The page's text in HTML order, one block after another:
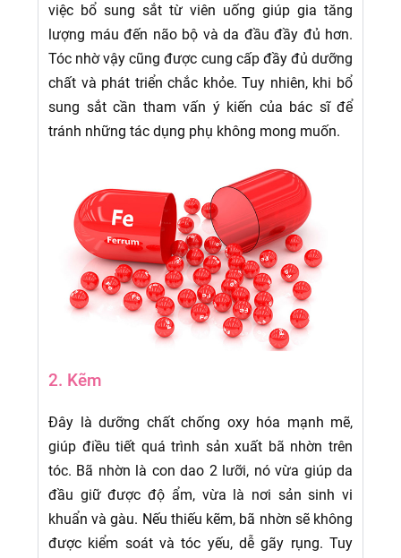
việc bổ sung sắt từ viên uống giúp gia tăng
lượng máu đến não bộ và da đầu đầy đủ hơn.
Tóc nhờ vậy cũng được cung cấp đầy đủ dưỡng
chất và phát triển chắc khỏe. Tuy nhiên, khi bổ
sung sắt cần tham vấn ý kiến của bác sĩ để
tránh những tác dụng phụ không mong muốn.
2. Kẽm
Đây là dưỡng chất chống oxy hóa mạnh mẽ,
giúp điều tiết quá trình sản xuất bã nhờn trên
tóc. Bã nhờn là con dao 2 lưỡi, nó vừa giúp da
đầu giữ được độ ẩm, vừa là nơi sản sinh vi
khuẩn và gàu. Nếu thiếu kẽm, bã nhờn sẽ không
được kiểm soát và tóc yếu, dễ gãy rụng. Tuy